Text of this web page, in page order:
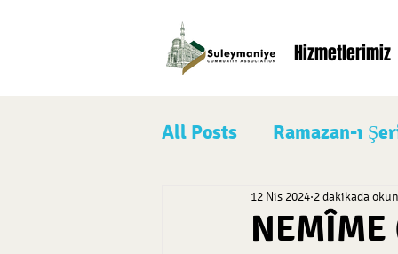
Hizmetlerimiz
All Posts Ramazan-ı
Peygamberimiz (s.a.v)
NEMÎME
12 Nis 2024 2 dakikada